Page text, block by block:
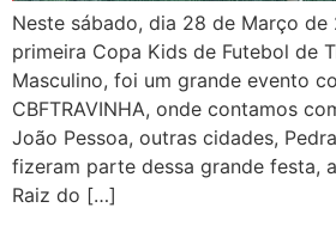
Neste sábado, dia 28 de Março de
primeira Copa Kids de Futebol de
Masculino, foi um grande evento
CBFTRAVINHA, onde contamos
João Pessoa, outras cidades,
fizeram parte dessa grande festa,
Raiz do […]